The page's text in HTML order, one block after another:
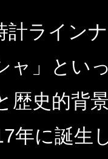
計ライン
ャ」とい
歴史的背
年に誕生